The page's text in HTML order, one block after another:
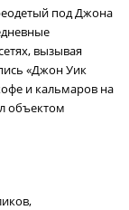
под Джона
вызывая
«Джон Уик
и кальмаров на
объектом